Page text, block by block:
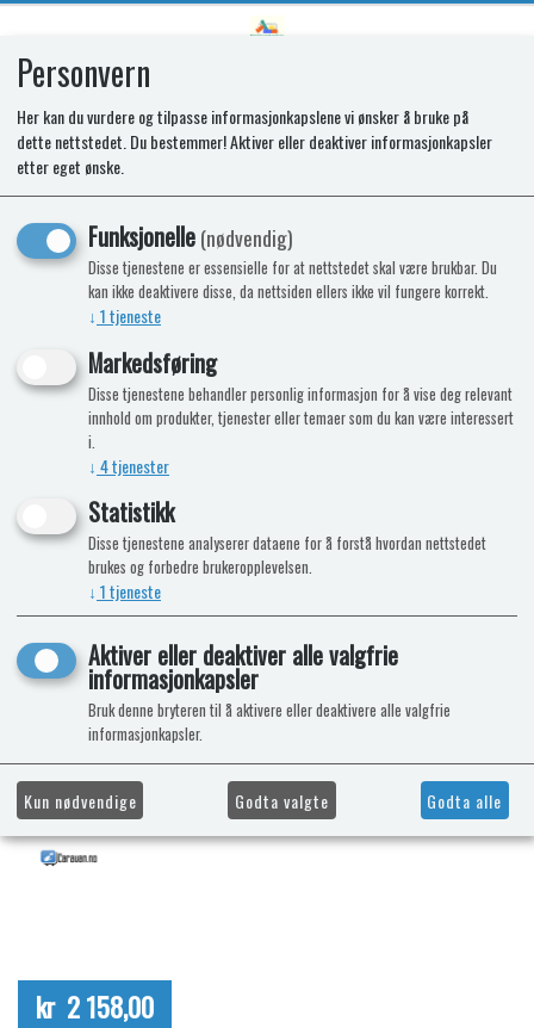
SPARES-SW ASSY. LID S/O. 4BURN.
ENIGMA. 4GANG
kr 2 158,00
Personvern
Her kan du vurdere og tilpasse informasjonkapslene vi ønsker å bruke på
dette nettstedet. Du bestemmer! Aktiver eller deaktiver informasjonkapsler
etter eget ønske.
Funksjonelle(nødvendig)
Disse tjenestene er essensielle for at nettstedet skal være brukbar. Du
kan ikke deaktivere disse, da nettsiden ellers ikke vil fungere korrekt.
↓ 1tjeneste
Markedsføring
Disse tjenestene behandler personlig informasjon for å vise deg relevant
innhold om produkter, tjenester eller temaer som du kan være interessert
i.
↓ 4tjenester
Statistikk
Disse tjenestene analyserer dataene for å forstå hvordan nettstedet
brukes og forbedre brukeropplevelsen.
↓ 1tjeneste
Aktiver eller deaktiver alle valgfrie
informasjonkapsler
Bruk denne bryteren til å aktivere eller deaktivere alle valgfrie
informasjonkapsler.
Kun nødvendige Godta valgte Godta alle